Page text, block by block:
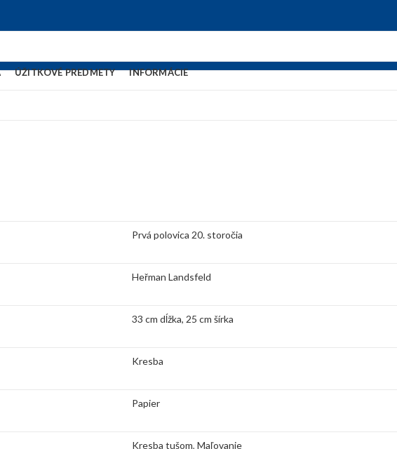
ÚŽITKOVÉ PREDMETY INFORMÁCIE
Prvá polovica 20. storočia
Heřman Landsfeld
33 cm dĺžka, 25 cm šírka
Kresba
Papier
Kresba tušom,Maľovanie